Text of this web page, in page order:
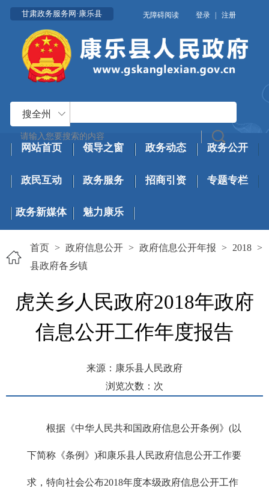
甘肃政务服务网·康乐县 无障碍阅读 登录 | 注册
搜全州
网站首页 领导之窗 政务动态 政务公开
政民互动 政务服务 招商引资 专题专栏
政务新媒体 魅力康乐
首页 > 政府信息公开 > 政府信息公开年报 > 2018 >
县政府各乡镇
虎关乡人民政府2018年政府
信息公开工作年度报告
来源：康乐县人民政府
浏览次数： 次
根据《中华人民共和国政府信息公开条例》(以
下简称《条例》)和康乐县人民政府信息公开工作要
求，特向社会公布2018年度本级政府信息公开工作